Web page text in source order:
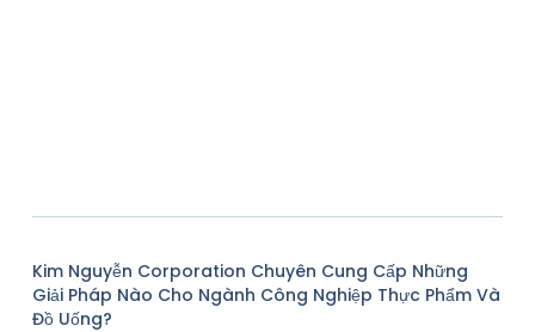
Kim Nguyễn Corporation Chuyên Cung Cấp Những
Giải Pháp Nào Cho Ngành Công Nghiệp Thực Phẩm Và
Đồ Uống?